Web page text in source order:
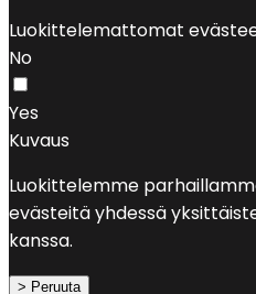
Luokittelemattomat
No
Yes
Kuvaus
Luokittelemme
evästeitä yhdessä
kanssa.
> Peruuta